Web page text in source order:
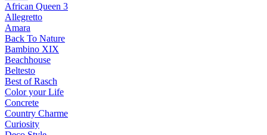
African Queen 3
Allegretto
Amara
Back To Nature
Bambino XIX
Beachhouse
Beltesto
Best of Rasch
Color your Life
Concrete
Country Charme
Curiosity